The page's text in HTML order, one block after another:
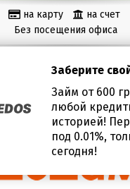
на карту
на счет
Без посещения офиса
Заберите
Займ от 600
любой
историей!
под 0.01%,
сегодня!